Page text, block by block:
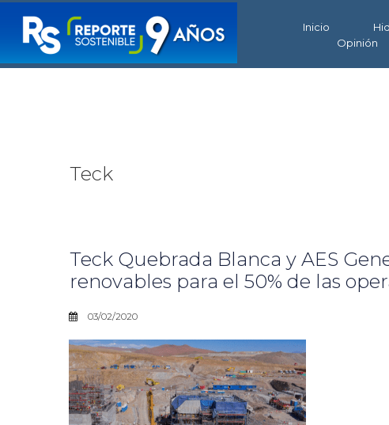
Inicio
Opinión
Teck
Teck Quebrada Blanca y AES
renovables para el 50% de las
03/02/2020